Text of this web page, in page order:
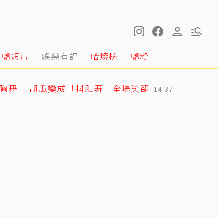
噓短片 娛樂有評 哈燒榜 噓粉
舞」 胡瓜變成「抖肚舞」全場笑翻 14:37